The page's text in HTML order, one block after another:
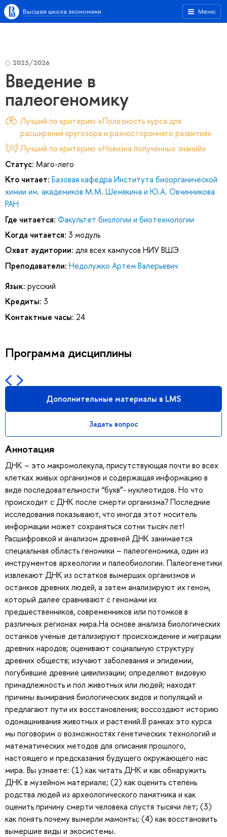
Меню
Высшая школа экономики
2025/2026
Введение в
палеогеномику
Лучший по критерию «Полезность курса для
расширения кругозора и разностороннего развития»
Лучший по критерию «Новизна полученных знаний»
Статус: Маго-лего
Кто читает: Базовая кафедра Института биоорганической
химии им. академиков М.М. Шемякина и Ю.А. Овчинникова
РАН
Где читается: Факультет биологии и биотехнологии
Когда читается: 3 модуль
Охват аудитории: для всех кампусов НИУ ВШЭ
Преподаватели: Недолужко Артем Валерьевич
Язык: русский
Кредиты: 3
Контактные часы: 24
Программа дисциплины
Дополнительные материалы в LMS
Задать вопрос
Аннотация
ДНК – это макромолекула, присутствующая почти во всех
клетках живых организмов и содержащая информацию в
виде последовательности “букв”- нуклеотидов. Но что
происходит с ДНК после смерти организма? Последние
исследования показывают, что иногда этот носитель
информации может сохраняться сотни тысяч лет!
Расшифровкой и анализом древней ДНК занимается
специальная область геномики – палеогеномика, один из
инструментов археологии и палеобиологии. Палеогенетики
извлекают ДНК из остатков вымерших организмов и
останков древних людей, а затем анализируют их геном,
который далее сравнивают с геномами их
предшественников, современников или потомков в
различных регионах мира.На основе анализа биологических
останков учёные детализируют происхождение и миграции
древних народов; оценивают социальную структуру
древних обществ; изучают заболевания и эпидемии,
погубившие древние цивилизации; определяют видовую
принадлежность и пол животных или людей; находят
причины вымирания биологических видов и популяций и
предлагают пути их восстановления; воссоздают историю
одомашнивания животных и растений.В рамках это курса
мы поговорим о возможностях генетических технологий и
математических методов для описания прошлого,
настоящего и предсказания будущего окружающего нас
мира. Вы узнаете: (1) как читать ДНК и как обнаружить
ДНК в музейном материале; (2) как оценить степень
родства людей из археологического памятника и как
оценить причину смерти человека спустя тысячи лет; (3)
как понять почему вымерли мамонты; (4) как восстановить
вымершие виды и экосистемы.